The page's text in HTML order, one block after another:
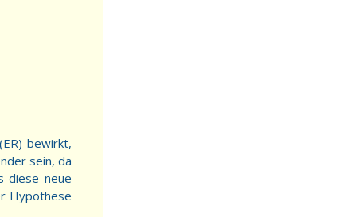
bewirkt,
sein, da
diese neue
Hypothese